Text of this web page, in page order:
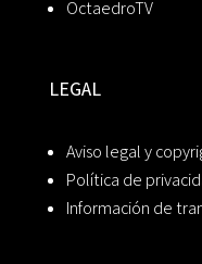
OctaedroTV
LEGAL
Aviso legal y
Política de
Información de